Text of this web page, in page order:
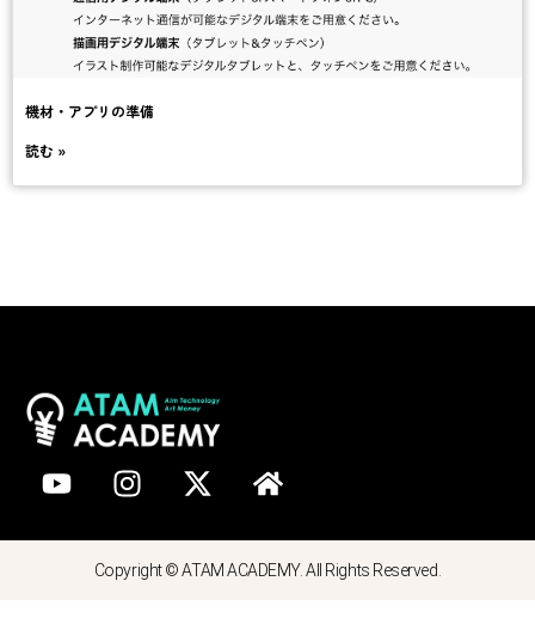
機材・アプリの準備
読む »
Copyright © ATAM ACADEMY. All Rights Reserved.